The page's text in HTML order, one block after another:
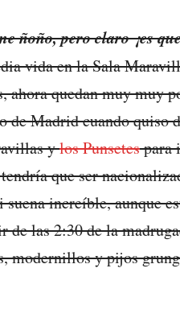
ñoño, pero claro ¡es
vida en la Sala
ahora quedan muy muy
de Madrid cuando quiso
ylos Punsetespara
que ser
increíble, aunque
las 2:30 de la
modernillos y pijos